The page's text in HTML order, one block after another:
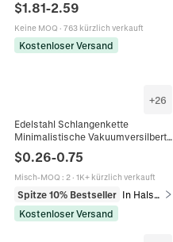
Minimalistischer Modeschmuck
Elegant
$1.81-2.59
Keine MOQ · 763 kürzlich verkauft
Kostenloser Versand
+26
Edelstahl Schlangenkette
Minimalistische Vakuumversilberte
Rundgliederkette Mit
Karabinerverschluss Für Damen
Und Herren
$0.26-0.75
Misch-MOQ : 2· 1K+ kürzlich verkauft
Spitze 10% Bestseller
In Halsketten
Kostenloser Versand